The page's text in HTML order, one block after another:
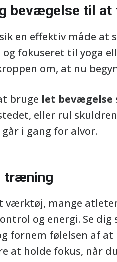
bevægelse til at
en effektiv måde at
og fokuseret til yoga
om, at nu
bruge let bevægelse
eller rul
i gang for alvor.
træning
værktøj, mange
og energi. Se
fornem følelsen af at
at holde fokus, når